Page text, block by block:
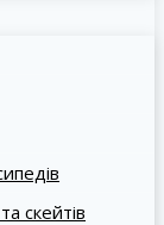
скейтів